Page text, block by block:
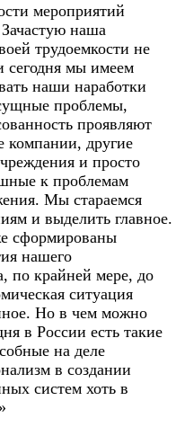
мероприятий
наша
трудоемкости не
сегодня мы имеем
наши наработки
проблемы,
проявляют
компании, другие
и просто
к проблемам
Мы стараемся
и выделить главное.
сформированы
нашего
по крайней мере, до
ситуация
Но в чем можно
в России есть такие
на деле
в создании
систем хоть в